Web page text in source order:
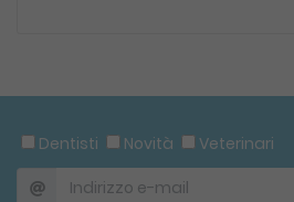
Dentisti Novità Veterinari